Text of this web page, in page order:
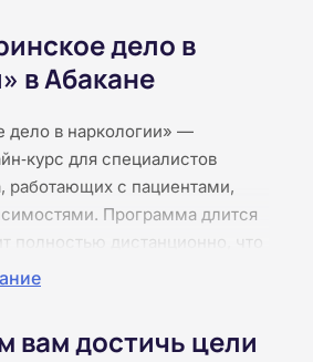
дело в
в Абакане
дело в наркологии» —
для специалистов
работающих с пациентами,
Программа длится
полностью дистанционно, что
обучение с основной
профилактики, диагностики и
достичь цели